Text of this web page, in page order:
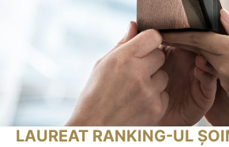
LAUREAT RANKING-UL